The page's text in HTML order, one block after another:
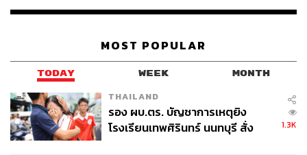
MOST POPULAR
TODAY WEEK MONTH
THAILAND
รอง ผบ.ตร. บัญชาการเหตุยิง
โรงเรียนเทพศิรินทร์ นนทบุรี สั่ง
1.3K